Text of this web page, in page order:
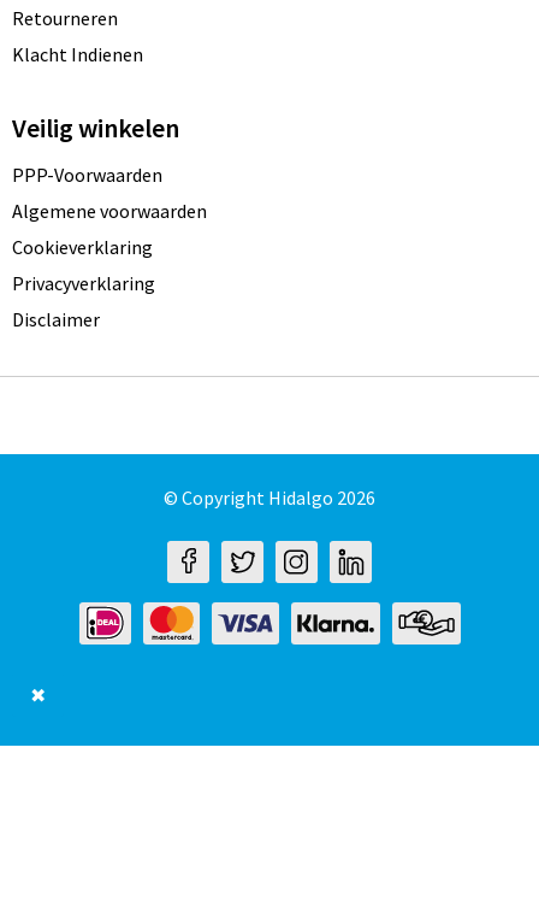
Retourneren
Klacht Indienen
Veilig winkelen
PPP-Voorwaarden
Algemene voorwaarden
Cookieverklaring
Privacyverklaring
Disclaimer
© Copyright Hidalgo 2026
✖